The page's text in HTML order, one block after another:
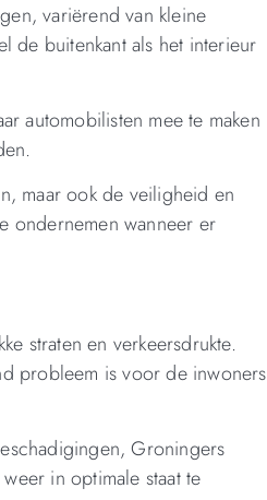
variërend van kleine
de buitenkant als het interieur
automobilisten mee te maken
maar ook de veiligheid en
ondernemen wanneer er
straten en verkeersdrukte.
probleem is voor de inwoners
Groningers
in optimale staat te